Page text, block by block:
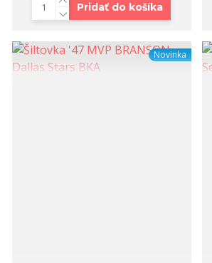
Pridať do košíka
Novinka